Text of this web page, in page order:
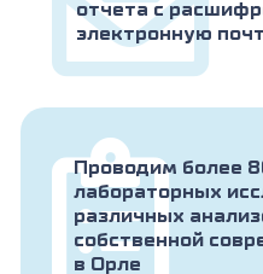
отчета с
электронную
Проводим более
лабораторных
различных
собственной
в Орле